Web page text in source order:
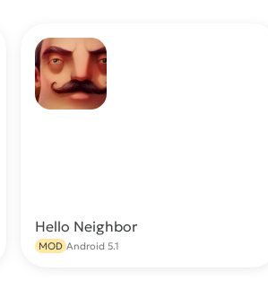
Hello Neighbor
MOD Android 5.1